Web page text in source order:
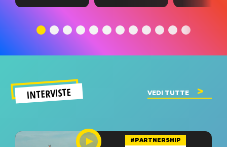
testo,
significato
traduzione e
del singolo
testo,
INTERVISTE VEDI TUTTE
#PARTNERSHIP